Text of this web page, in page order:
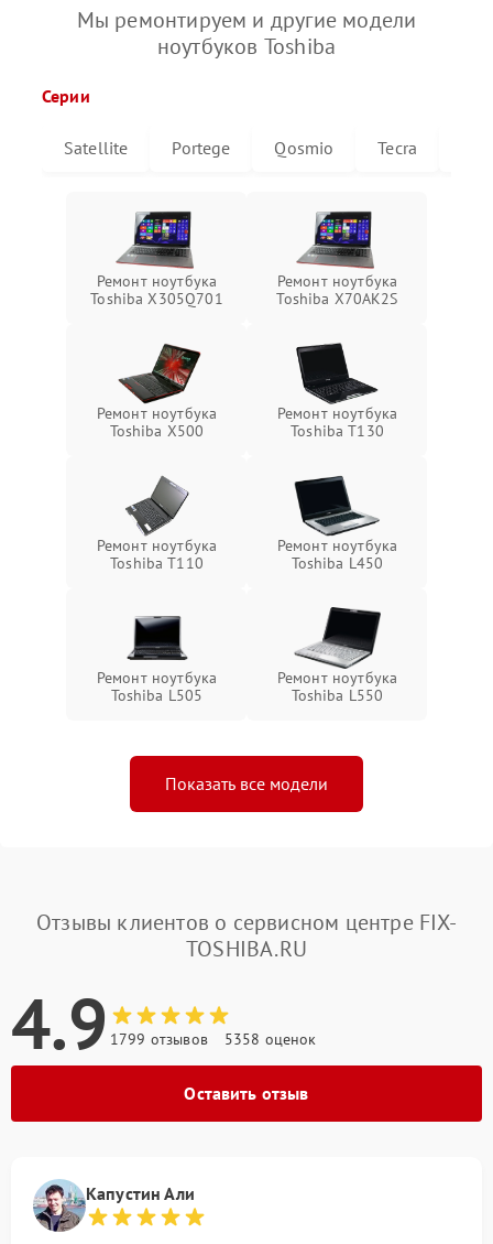
Мы ремонтируем и другие модели
ноутбуков Toshiba
Серии
Satellite Portege Qosmio Tecra
Ремонт ноутбука
Toshiba X305Q701
Ремонт ноутбука
Toshiba X70AK2S
Ремонт ноутбука
Toshiba X500
Ремонт ноутбука
Toshiba T130
Ремонт ноутбука
Toshiba T110
Ремонт ноутбука
Toshiba L450
Ремонт ноутбука
Toshiba L505
Ремонт ноутбука
Toshiba L550
Показать все модели
Отзывы клиентов о сервисном центре FIX-
TOSHIBA.RU
4.9 1799 отзывов 5358 оценок
Оставить отзыв
Капустин Али